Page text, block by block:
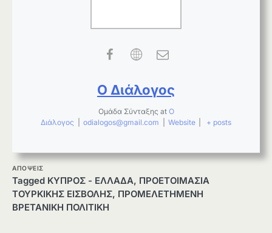
Ο Διάλογος
Ομάδα Σύνταξης at Ο
Διάλογος
odialogos@gmail.com Website + posts
ΑΠΟΨΕΙΣ
Tagged ΚΥΠΡΟΣ - ΕΛΛΑΔΑ, ΠΡΟΕΤΟΙΜΑΣΙΑ
ΤΟΥΡΚΙΚΗΣ ΕΙΣΒΟΛΗΣ, ΠΡΟΜΕΛΕΤΗΜΕΝΗ
ΒΡΕΤΑΝΙΚΗ ΠΟΛΙΤΙΚΗ